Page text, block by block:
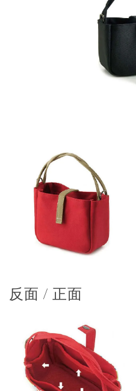
反面 / 正面